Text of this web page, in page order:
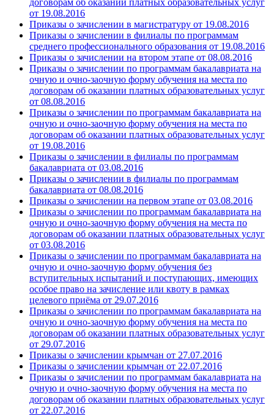
договорам об оказании платных образовательных услуг
от 19.08.2016
Приказы о зачислении в магистратуру от 19.08.2016
Приказы о зачислении в филиалы по программам
среднего профессионального образования от 19.08.2016
Приказы о зачислении на втором этапе от 08.08.2016
Приказы о зачислении по программам бакалавриата на
очную и очно-заочную форму обучения на места по
договорам об оказании платных образовательных услуг
от 08.08.2016
Приказы о зачислении по программам бакалавриата на
очную и очно-заочную форму обучения на места по
договорам об оказании платных образовательных услуг
от 19.08.2016
Приказы о зачислении в филиалы по программам
бакалавриата от 03.08.2016
Приказы о зачислении в филиалы по программам
бакалавриата от 08.08.2016
Приказы о зачислении на первом этапе от 03.08.2016
Приказы о зачислении по программам бакалавриата на
очную и очно-заочную форму обучения на места по
договорам об оказании платных образовательных услуг
от 03.08.2016
Приказы о зачислении по программам бакалавриата на
очную и очно-заочную форму обучения без
вступительных испытаний и поступающих, имеющих
особое право на зачисление или квоту в рамках
целевого приёма от 29.07.2016
Приказы о зачислении по программам бакалавриата на
очную и очно-заочную форму обучения на места по
договорам об оказании платных образовательных услуг
от 29.07.2016
Приказы о зачислении крымчан от 27.07.2016
Приказы о зачислении крымчан от 22.07.2016
Приказы о зачислении по программам бакалавриата на
очную и очно-заочную форму обучения на места по
договорам об оказании платных образовательных услуг
от 22.07.2016